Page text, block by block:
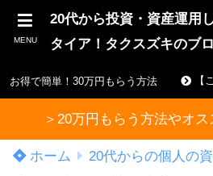
MENU
20代から投資・資産運用
タイア！タクスズキのブ
お得で簡単！30万円もらう方法 【
＞20万円もらう方法やオ
ホーム 20代からの個人の